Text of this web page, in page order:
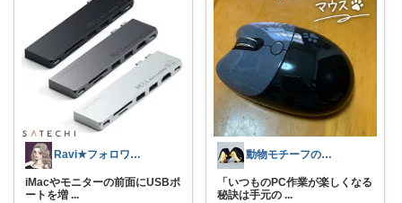
Ravi★フォロワーさんから購入します
iMacやモニターの前面にUSBポ
ートを増 ...
動物モチーフの癒し雑貨 room🐾
「いつものPC作業が楽しくなる
秘訣は手元の ...